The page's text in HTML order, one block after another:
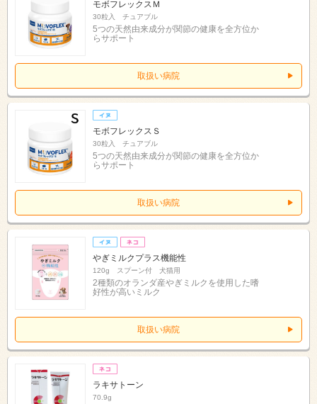
モボフレックスＭ
30粒入 チュアブル
5つの天然由来成分が関節の健康を全方位か
らサポート
取扱い病院
モボフレックスＳ
30粒入 チュアブル
5つの天然由来成分が関節の健康を全方位か
らサポート
取扱い病院
やぎミルクプラス機能性
120g スプーン付 犬猫用
2種類のオランダ産やぎミルクを使用した嗜
好性が高いミルク
取扱い病院
ラキサトーン
70.9g